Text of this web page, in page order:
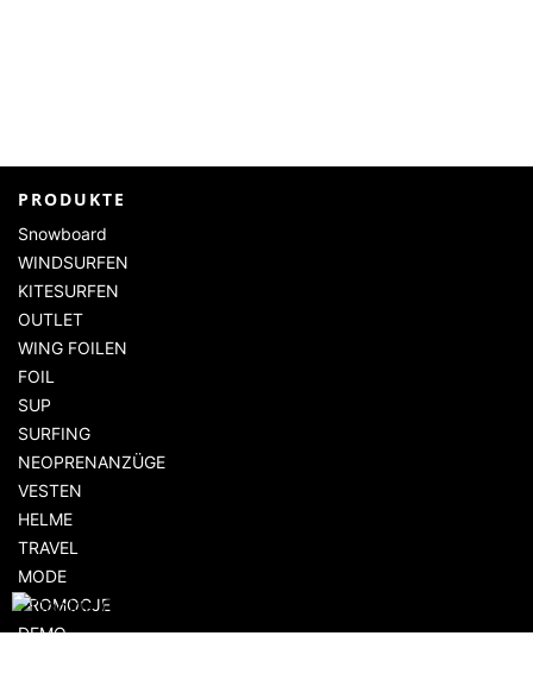
PRODUKTE
Snowboard
WINDSURFEN
KITESURFEN
OUTLET
WING FOILEN
FOIL
SUP
SURFING
NEOPRENANZÜGE
VESTEN
HELME
TRAVEL
MODE
PROMOCJE
DEMO